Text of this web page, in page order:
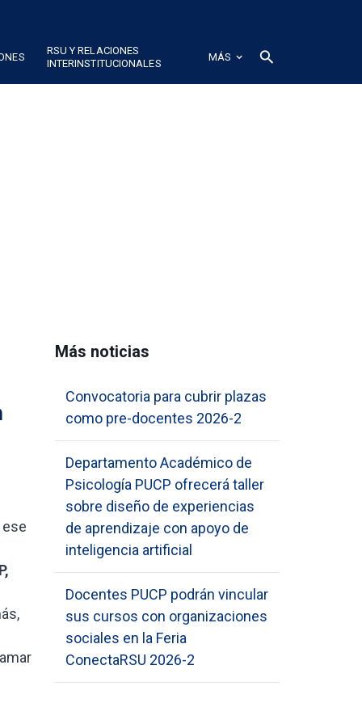
RSU Y RELACIONES
INTERINSTITUCIONALES
MÁS search
Más noticias
Convocatoria para cubrir plazas
como pre-docentes 2026-2
Departamento Académico de
Psicología PUCP ofrecerá taller
sobre diseño de experiencias
de aprendizaje con apoyo de
inteligencia artificial
Docentes PUCP podrán vincular
sus cursos con organizaciones
sociales en la Feria
ConectaRSU 2026-2